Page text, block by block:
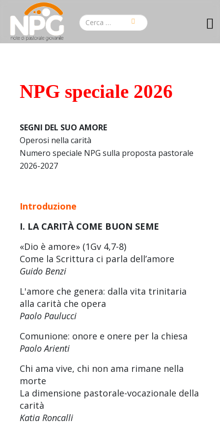
NPG speciale 2026
SEGNI DEL SUO AMORE
Operosi nella carità
Numero speciale NPG sulla proposta pastorale
2026-2027
Introduzione
I. LA CARITÀ COME BUON SEME
«Dio è amore» (1Gv 4,7-8)
Come la Scrittura ci parla dell’amore
Guido Benzi
L'amore che genera: dalla vita trinitaria
alla carità che opera
Paolo Paulucci
Comunione: onore e onere per la chiesa
Paolo Arienti
Chi ama vive, chi non ama rimane nella
morte
La dimensione pastorale-vocazionale della
carità
Katia Roncalli